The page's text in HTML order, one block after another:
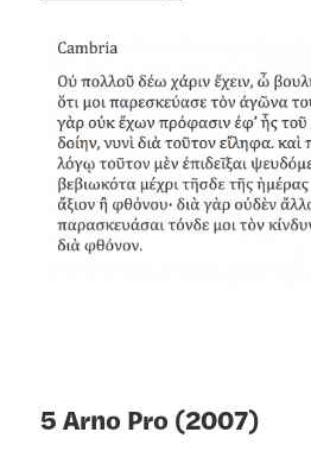
5 Arno Pro (2007)